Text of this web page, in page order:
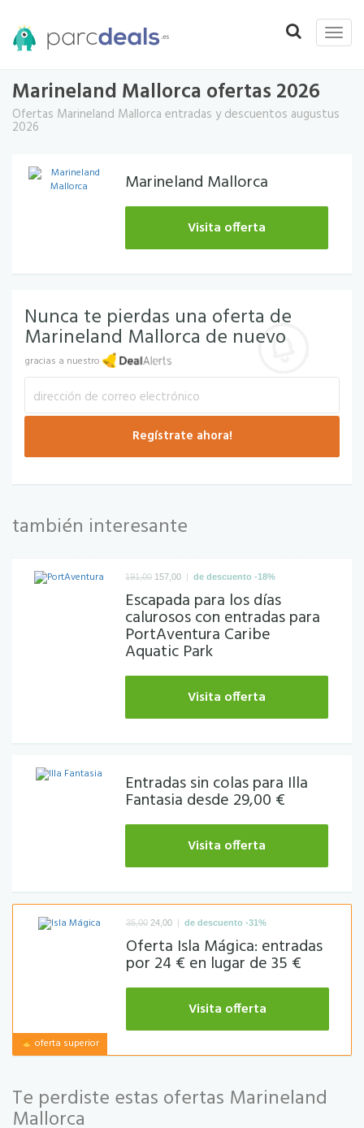
Toggle
Toggle
navigation
Marineland Mallorca ofertas 2026
Ofertas Marineland Mallorca entradas y descuentos augustus
2026
Marineland Mallorca
Visita offerta
Nunca te pierdas una oferta de
Marineland Mallorca de nuevo
gracias a nuestro
también interesante
191,00 157,00 | de descuento -18%
Escapada para los días
calurosos con entradas para
PortAventura Caribe
Aquatic Park
Visita offerta
Entradas sin colas para Illa
Fantasia desde 29,00 €
Visita offerta
oferta superior
35,00 24,00 | de descuento -31%
Oferta Isla Mágica: entradas
por 24 € en lugar de 35 €
Visita offerta
Te perdiste estas ofertas Marineland
Mallorca